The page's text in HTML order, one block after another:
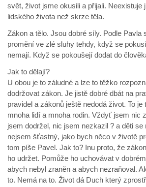
svět, život jsme okusili a přijali. Neexistuje
lidského života než skrze těla.
Zákon a tělo. Jsou dobré síly. Podle Pavla
promění ve zlé sluhy tehdy, když se
nemají. Když se pokoušejí dodat do
Jak to dělají?
U obou je to záludné a lze to těžko
dodržovat zákon. Je jistě dobré dbát na
pravidel a zákonů ještě nedodá život. To
mnoha lidí a mnoha rodin. Vždyť jsem nic
jsem dodržel, nic jsem nezkazil ? a děti se
nejsem šťastný, jako bych něco v životě
tom píše Pavel. Jak to? Inu proto, že
ho udržet. Pomůže ho uchovávat v
abych nebyl zraněn a abych nezraňoval.
to. Nemá na to. Život dá Duch který